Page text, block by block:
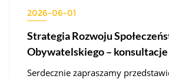
2026-06-01
Strategia Rozwoju
Obywatelskiego – konsultacje
Serdecznie zapraszamy